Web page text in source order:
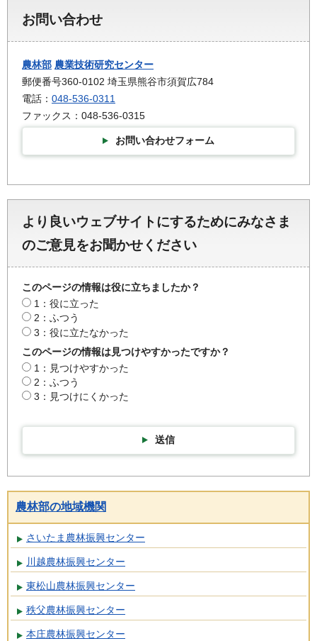
お問い合わせ
農林部 農業技術研究センター
郵便番号360-0102 埼玉県熊谷市須賀広784
電話： 048-536-0311
ファックス：048-536-0315
お問い合わせフォーム
より良いウェブサイトにするためにみなさま
のご意見をお聞かせください
このページの情報は役に立ちましたか？
1：役に立った
2：ふつう
3：役に立たなかった
このページの情報は見つけやすかったですか？
1：見つけやすかった
2：ふつう
3：見つけにくかった
送信
農林部の地域機関
さいたま農林振興センター
川越農林振興センター
東松山農林振興センター
秩父農林振興センター
本庄農林振興センター